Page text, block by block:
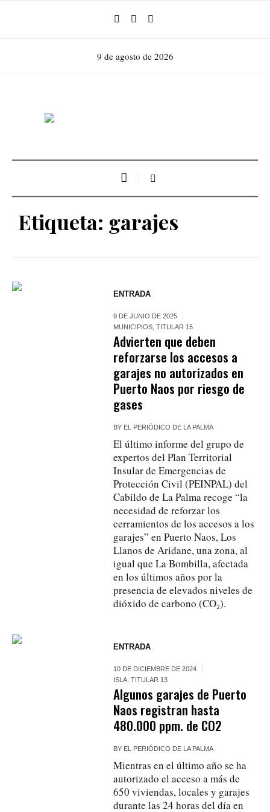
9 de agosto de 2026
Etiqueta: garajes
ENTRADA
9 DE JUNIO DE 2025
MUNICIPIOS ,TITULAR 15
Advierten que deben
reforzarse los accesos a
garajes no autorizados en
Puerto Naos por riesgo de
gases
BY EL PERIÓDICO DE LA PALMA
El último informe del grupo de
expertos del Plan Territorial
Insular de Emergencias de
Protección Civil (PEINPAL) del
Cabildo de La Palma recoge “la
necesidad de reforzar los
cerramientos de los accesos a los
garajes” en Puerto Naos, Los
Llanos de Aridane, una zona, al
igual que La Bombilla, afectada
en los últimos años por la
presencia de elevados niveles de
dióxido de carbono (CO₂).
ENTRADA
10 DE DICIEMBRE DE 2024
ISLA ,TITULAR 13
Algunos garajes de Puerto
Naos registran hasta
480.000 ppm. de CO2
BY EL PERIÓDICO DE LA PALMA
Mientras en el último año se ha
autorizado el acceso a más de
650 viviendas, locales y garajes
durante las 24 horas del día en